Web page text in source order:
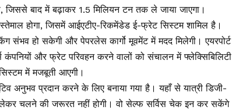
जिससे बाद में बढ़ाकर 1.5 मिलियन टन तक ले जाया जाएगा।
होगा, जिसमें आईएटीए-रिकमेंडेड ई-फ्रेट सिस्टम शामिल है।
संभव हो सकेगी और पेपरलेस कार्गो मूवमेंट में मदद मिलेगी। एयरपोर्ट
और फ्रेट परिवहन करने वालों को संचालन में फ्लेक्सिबिलिटी
में मजबूती आएगी।
अनुभव प्रदान करने के लिए बनाया गया है। यहाँ से यात्री डिजी-
चलने की जरूरत नहीं होगी। वो सेल्फ सर्विस चेक इन कर सकेंगे